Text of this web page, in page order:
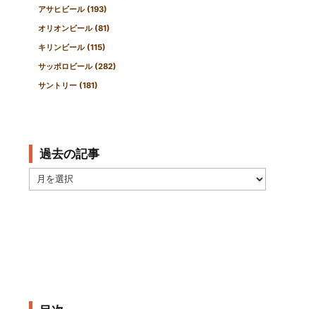
アサヒビール (193)
オリオンビール (81)
キリンビール (115)
サッポロビール (282)
サントリー (181)
過去の記事
去